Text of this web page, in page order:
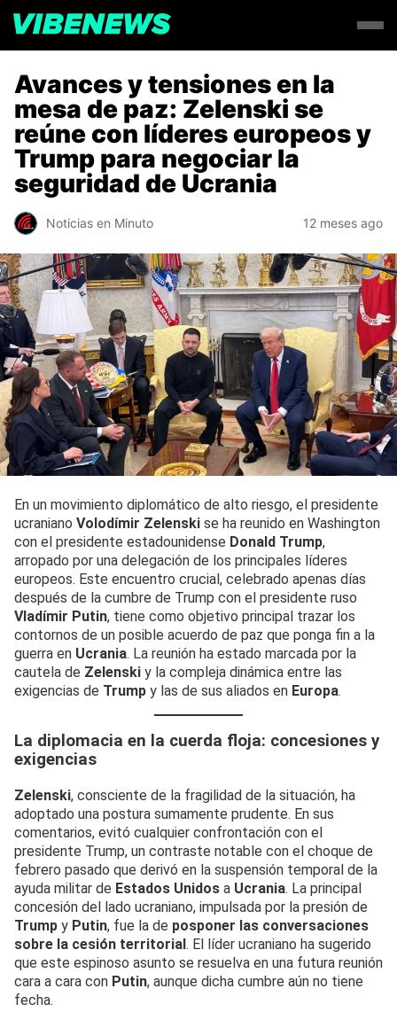
Avances y tensiones en la
mesa de paz: Zelenski se
reúne con líderes europeos y
Trump para negociar la
seguridad de Ucrania
Noticias en Minuto 12 meses ago
En un movimiento diplomático de alto riesgo, el presidente
ucraniano Volodímir Zelenski se ha reunido en Washington
con el presidente estadounidense Donald Trump,
arropado por una delegación de los principales líderes
europeos. Este encuentro crucial, celebrado apenas días
después de la cumbre de Trump con el presidente ruso
Vladímir Putin, tiene como objetivo principal trazar los
contornos de un posible acuerdo de paz que ponga fin a la
guerra en Ucrania. La reunión ha estado marcada por la
cautela de Zelenski y la compleja dinámica entre las
exigencias de Trump y las de sus aliados en Europa.
La diplomacia en la cuerda floja: concesiones y
exigencias
Zelenski, consciente de la fragilidad de la situación, ha
adoptado una postura sumamente prudente. En sus
comentarios, evitó cualquier confrontación con el
presidente Trump, un contraste notable con el choque de
febrero pasado que derivó en la suspensión temporal de la
ayuda militar de Estados Unidos a Ucrania. La principal
concesión del lado ucraniano, impulsada por la presión de
Trump y Putin, fue la de posponer las conversaciones
sobre la cesión territorial. El líder ucraniano ha sugerido
que este espinoso asunto se resuelva en una futura reunión
cara a cara con Putin, aunque dicha cumbre aún no tiene
fecha.